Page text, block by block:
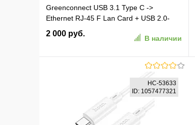
Greenconnect USB 3.1 Type C ->
Ethernet RJ-45 F Lan Card + USB 2.0-
разветвитель на 3 порта, сетевой
адаптер (GCR-UC2CL01)
2 000 руб.
В наличии
В избранное К сравнению
HC-53633
ID: 1057477321